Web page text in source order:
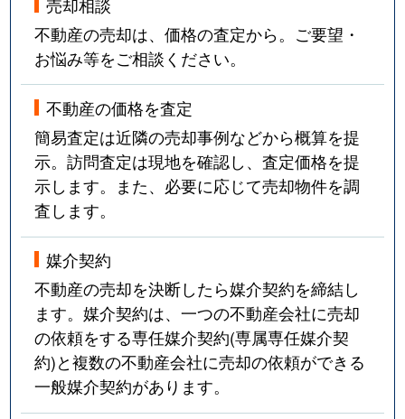
不動産の売却は、価格の査定から。ご要望・
お悩み等をご相談ください。
不動産の価格を査定
簡易査定は近隣の売却事例などから概算を提
示。訪問査定は現地を確認し、査定価格を提
示します。また、必要に応じて売却物件を調
査します。
媒介契約
不動産の売却を決断したら媒介契約を締結し
ます。媒介契約は、一つの不動産会社に売却
の依頼をする専任媒介契約(専属専任媒介契
約)と複数の不動産会社に売却の依頼ができる
一般媒介契約があります。